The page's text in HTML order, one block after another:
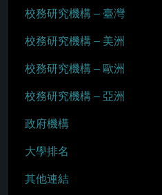
校務研究機構 – 臺灣
校務研究機構 – 美洲
校務研究機構 – 歐洲
校務研究機構 – 亞洲
政府機構
大學排名
其他連結